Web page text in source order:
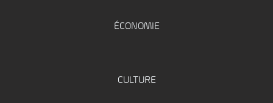
ÉCONOMIE
CULTURE